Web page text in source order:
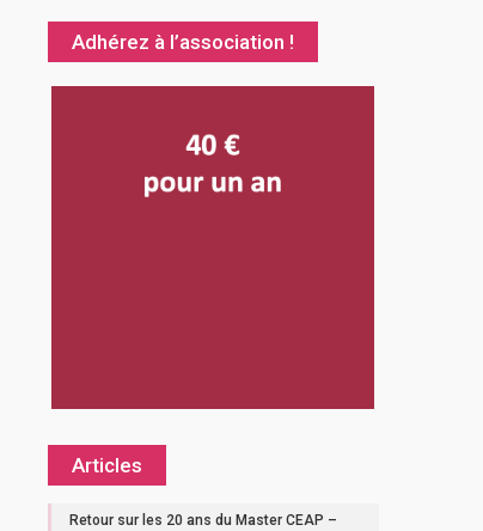
Adhérez à l’association !
Articles
Retour sur les 20 ans du Master CEAP –